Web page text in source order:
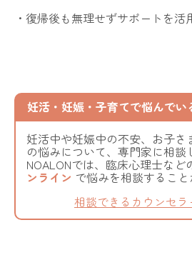
・復帰後も無理せずサポートを活
妊活・妊娠・子育てで悩んでい
妊活中や妊娠中の不安、お子さ
の悩みについて、専門家に相談
NOALONでは、臨床心理士など
ンライン で悩みを相談すること
相談できるカウンセ